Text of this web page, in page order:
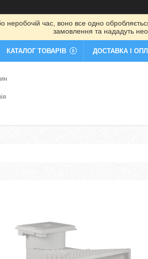
неробочій час, воно все одно
замовлення та нададуть
КАТАЛОГ ТОВАРІВ ДОСТАВКА І